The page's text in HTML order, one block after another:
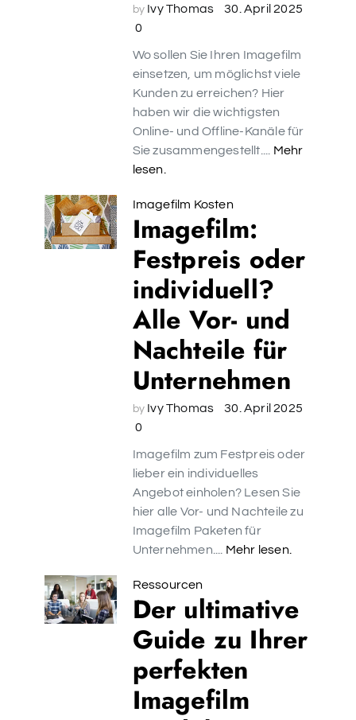
by Ivy Thomas
30. April 2025
0
Wo sollen Sie Ihren Imagefilm
einsetzen, um möglichst viele
Kunden zu erreichen? Hier
haben wir die wichtigsten
Online- und Offline-Kanäle für
Sie zusammengestellt.... Mehr
lesen.
Imagefilm Kosten
Imagefilm:
Festpreis oder
individuell?
Alle Vor- und
Nachteile für
Unternehmen
by Ivy Thomas
30. April 2025
0
Imagefilm zum Festpreis oder
lieber ein individuelles
Angebot einholen? Lesen Sie
hier alle Vor- und Nachteile zu
Imagefilm Paketen für
Unternehmen.... Mehr lesen.
Ressourcen
Der ultimative
Guide zu Ihrer
perfekten
Imagefilm